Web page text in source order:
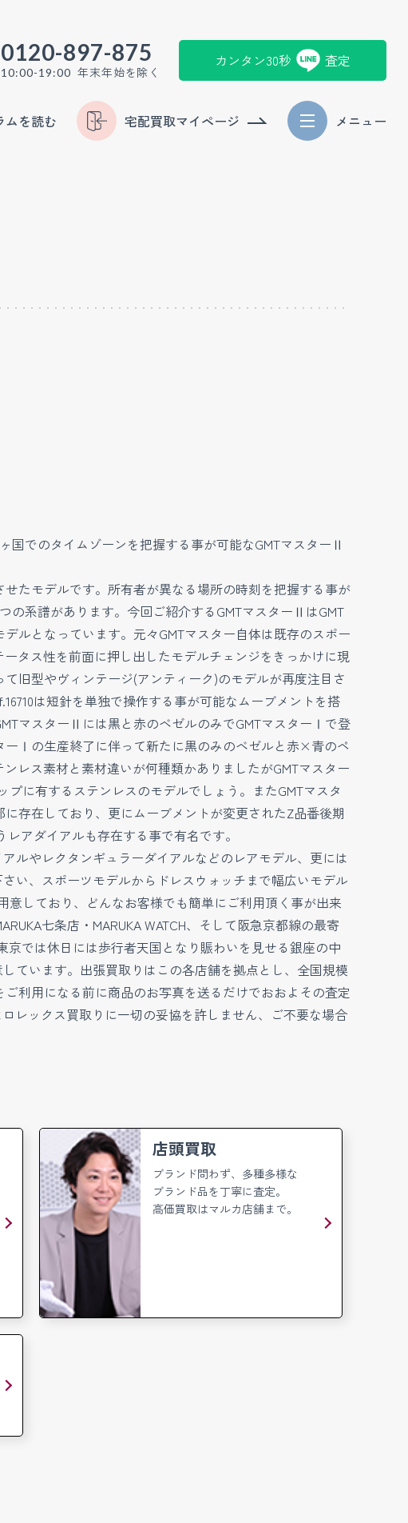
0120-897-875
10:00-19:00 年末年始を除く
カンタン30秒 査定
ムを読む 宅配買取マイページ メニュー
国でのタイムゾーンを把握する事が可能なGMTマスターⅡ
たモデルです。所有者が異なる場所の時刻を把握する事が
系譜があります。今回ご紹介するGMTマスターⅡはGMT
ルとなっています。元々GMTマスター自体は既存のスポー
タス性を前面に押し出したモデルチェンジをきっかけに現
旧型やヴィンテージ(アンティーク)のモデルが再度注目さ
は短針を単独で操作する事が可能なムーブメントを搭
マスターⅡには黒と赤のベゼルのみでGMTマスターⅠで登
ーⅠの生産終了に伴って新たに黒のみのベゼルと赤×青のペ
レス素材と素材違いが何種類かありましたがGMTマスター
に有するステンレスのモデルでしょう。またGMTマスタ
存在しており、更にムーブメントが変更されたZ品番後期
アダイアルも存在する事で有名です。
ルやレクタンギュラーダイアルなどのレアモデル、更には
い、スポーツモデルからドレスウォッチまで幅広いモデル
意しており、どんなお客様でも簡単にご利用頂く事が出来
七条店・MARUKA WATCH、そして阪急京都線の最寄
京では休日には歩行者天国となり賑わいを見せる銀座の中
ています。出張買取りはこの各店舗を拠点とし、全国規模
利用になる前に商品のお写真を送るだけでおおよその査定
レックス買取りに一切の妥協を許しません、ご不要な場合
店頭買取
ブランド問わず、多種多様な
ブランド品を丁寧に査定。
高価買取はマルカ店舗まで。